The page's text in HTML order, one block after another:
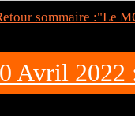
sommaire :"Le
Avril 2022